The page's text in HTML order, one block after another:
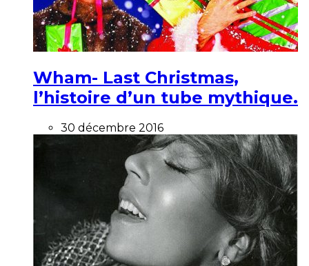
Wham- Last Christmas,
l’histoire d’un tube mythique.
30 décembre 2016